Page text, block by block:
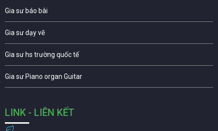
Gia sư báo bài
Gia sư dạy vẽ
Gia sư hs trường quốc tế
Gia sư Piano organ Guitar
LINK - LIÊN KẾT